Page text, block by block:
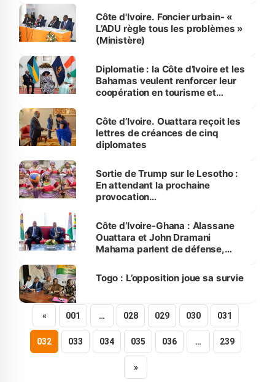
Côte d'Ivoire. Foncier urbain- «
L’ADU règle tous les problèmes »
(Ministère)
Diplomatie : la Côte d’Ivoire et les
Bahamas veulent renforcer leur
coopération en tourisme et
Côte d’Ivoire. Ouattara reçoit les
lettres de créances de cinq
diplomates
Sortie de Trump sur le Lesotho :
En attendant la prochaine
provocation…
Côte d’Ivoire-Ghana : Alassane
Ouattara et John Dramani
Mahama parlent de défense,
Togo : L’opposition joue sa survie
« 001 … 028 029 030 031
032 033 034 035 036 … 239
»